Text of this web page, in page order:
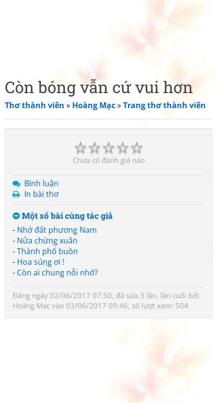
Còn bóng vẫn cứ vui hơn
Thơ thành viên » Hoàng Mạc»Trang thơ thành viên
☆
☆
☆
☆
☆
Chưa có đánh giá nào
Bình luận
In bài thơ
Một số bài cùng tác giả
- Nhớ đất phương Nam
- Nửa chừng xuân
-Thành phố buồn
- Hoa súng ơi !
- Còn ai chung nỗi nhớ?
Đăng ngày 02/06/2017 07:50, đã sửa 3 lần, lần cuối bởi
Hoàng Mạc vào 03/06/2017 09:46, số lượt xem: 504